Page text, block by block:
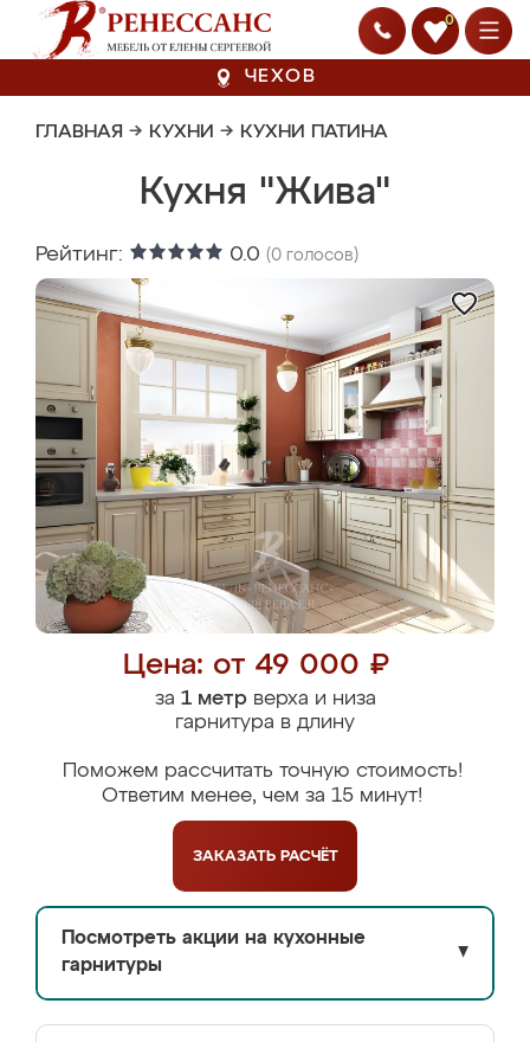
0
ЧЕХОВ
ГЛАВНАЯ → КУХНИ → КУХНИ ПАТИНА
Кухня "Жива"
Рейтинг: 0.0 (0 голосов)
Цена: от 49 000 ₽
за 1 метрверха и низа
гарнитура в длину
Поможем рассчитать точную стоимость!
Ответим менее, чем за 15 минут!
ЗАКАЗАТЬ РАСЧЁТ
Посмотреть акции на кухонные
гарнитуры
▼